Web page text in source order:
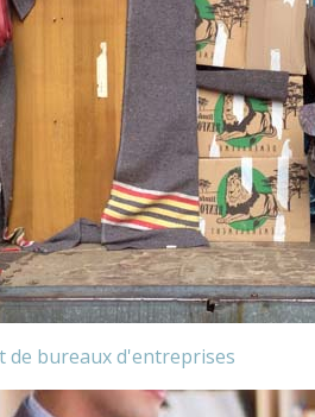
de bureaux d'entreprises